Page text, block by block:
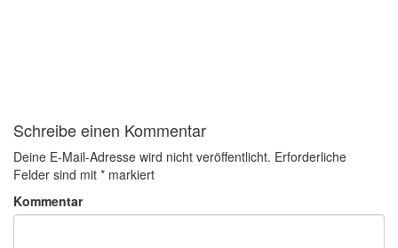
Schreibe einen Kommentar
Deine E-Mail-Adresse wird nicht veröffentlicht. Erforderliche
Felder sind mit * markiert
Kommentar